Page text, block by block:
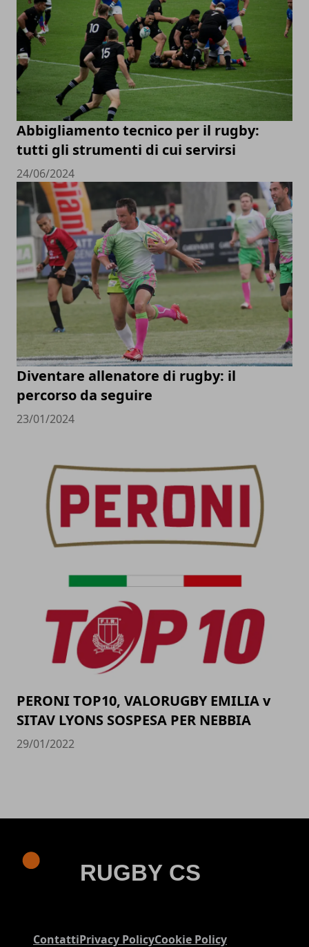
Abbigliamento tecnico per il rugby:
tutti gli strumenti di cui servirsi
24/06/2024
Diventare allenatore di rugby: il
percorso da seguire
23/01/2024
PERONI TOP10, VALORUGBY EMILIA v
SITAV LYONS SOSPESA PER NEBBIA
29/01/2022
ContattiPrivacy PolicyCookie Policy